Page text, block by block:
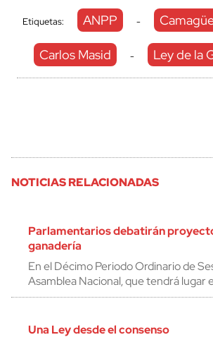
Etiquetas: ANPP -
Carlos Masid - Ley de la
NOTICIAS RELACIONADAS
Parlamentarios debatirán
ganadería
En el Décimo Periodo Ordinario de
Asamblea Nacional, que tendrá lugar
Una Ley desde el consenso